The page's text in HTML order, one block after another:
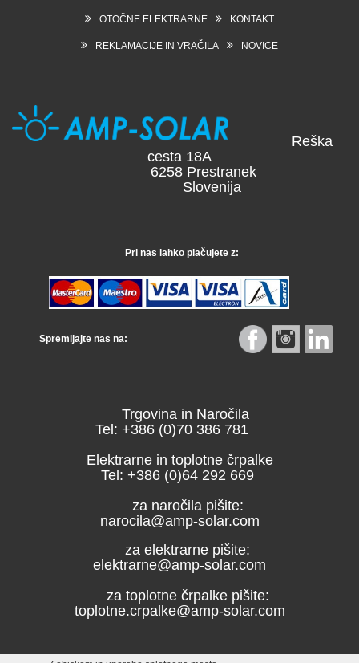
OTOČNE ELEKTRARNE KONTAKT
REKLAMACIJE IN VRAČILA NOVICE
Reška
cesta 18A
6258 Prestranek
Slovenija
Pri nas lahko plačujete z:
Spremljajte nas na:
Trgovina in Naročila
Tel: +386 (0)70 386 781
Elektrarne in toplotne črpalke
Tel: +386 (0)64 292 669
za naročila pišite:
narocila@amp-solar.com
za elektrarne pišite:
elektrarne@amp-solar.com
za toplotne črpalke pišite:
toplotne.crpalke@amp-solar.com